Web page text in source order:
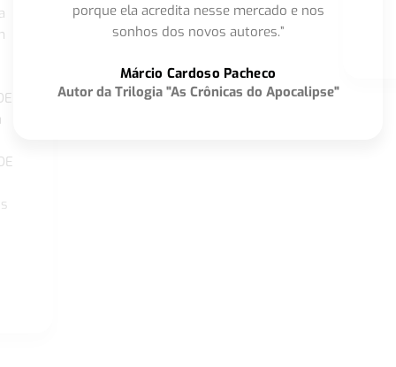
porque ela acredita nesse mercado e nos
sonhos dos novos autores.”
Márcio Cardoso Pacheco
Autor da Trilogia "As Crônicas do Apocalipse"